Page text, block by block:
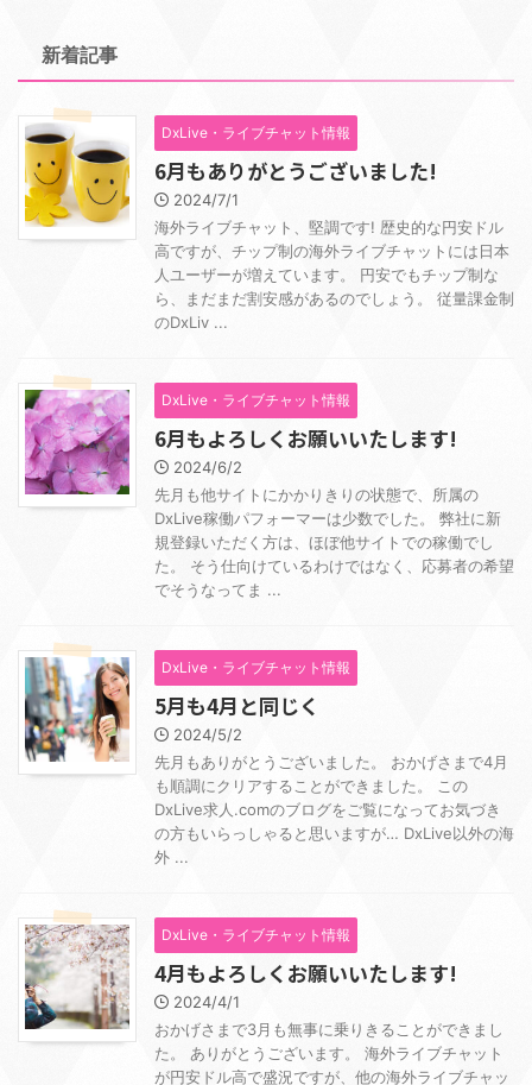
新着記事
DxLive・ライブチャット情報
6月もありがとうございました!
2024/7/1
海外ライブチャット、堅調です! 歴史的な円安ドル
高ですが、チップ制の海外ライブチャットには日本
人ユーザーが増えています。 円安でもチップ制な
ら、まだまだ割安感があるのでしょう。 従量課金制
のDxLiv ...
DxLive・ライブチャット情報
6月もよろしくお願いいたします!
2024/6/2
先月も他サイトにかかりきりの状態で、所属の
DxLive稼働パフォーマーは少数でした。 弊社に新
規登録いただく方は、ほぼ他サイトでの稼働でし
た。 そう仕向けているわけではなく、応募者の希望
でそうなってま ...
DxLive・ライブチャット情報
5月も4月と同じく
2024/5/2
先月もありがとうございました。 おかげさまで4月
も順調にクリアすることができました。 この
DxLive求人.comのブログをご覧になってお気づき
の方もいらっしゃると思いますが… DxLive以外の海
外 ...
DxLive・ライブチャット情報
4月もよろしくお願いいたします!
2024/4/1
おかげさまで3月も無事に乗りきることができまし
た。 ありがとうございます。 海外ライブチャット
が円安ドル高で盛況ですが、他の海外ライブチャッ